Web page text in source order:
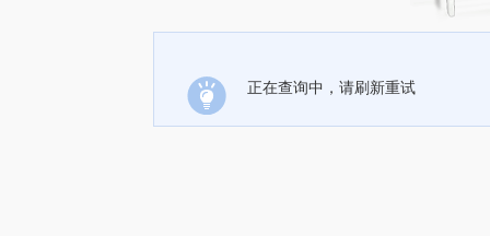
正在查询中，请刷新重试